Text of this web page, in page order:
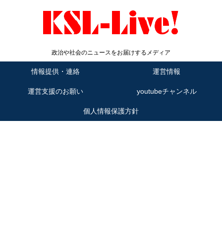
政治や社会のニュースをお届けするメディア
情報提供・連絡 運営情報
運営支援のお願い youtubeチャンネル
個人情報保護方針